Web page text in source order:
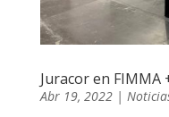
Juracor en FIMMA
Abr 19, 2022|